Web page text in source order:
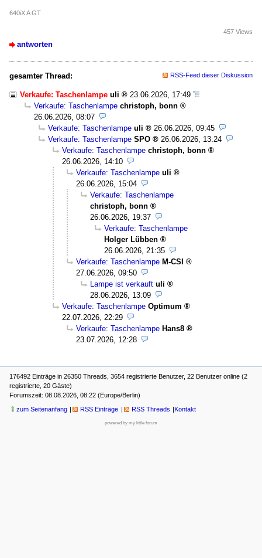
640iX A GT
antworten
457 Views
gesamter Thread: RSS-Feed dieser Diskussion
Verkaufe: Taschenlampe uli
23.06.2026, 17:49
Verkaufe: Taschenlampe christoph, bonn
26.06.2026, 08:07
Verkaufe: Taschenlampe uli
26.06.2026, 09:45
Verkaufe: Taschenlampe SPO
26.06.2026, 13:24
Verkaufe: Taschenlampe christoph, bonn
26.06.2026, 14:10
Verkaufe: Taschenlampe uli
26.06.2026, 15:04
Verkaufe: Taschenlampe
christoph, bonn
26.06.2026, 19:37
Verkaufe: Taschenlampe
Holger Lübben
26.06.2026, 21:35
Verkaufe: Taschenlampe M-CSI
27.06.2026, 09:50
Lampe ist verkauft uli
28.06.2026, 13:09
Verkaufe: Taschenlampe Optimum
22.07.2026, 22:29
Verkaufe: Taschenlampe Hans8
23.07.2026, 12:28
176492 Einträge in 26350 Threads, 3654 registrierte Benutzer, 22 Benutzer online (2
registrierte, 20 Gäste)
Forumszeit: 08.08.2026, 08:22 (Europe/Berlin)
zum Seitenanfang RSS Einträge RSS Threads Kontakt
powered by my little forum